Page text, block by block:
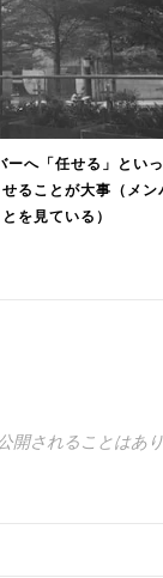
へ「任せる」とい
ることが大事（メン
を見ている）
開されることはあり